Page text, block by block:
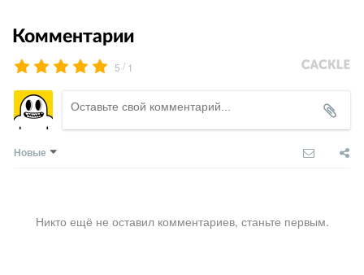
Комментарии
5 / 1
Новые
Никто ещё не оставил комментариев, станьте первым.